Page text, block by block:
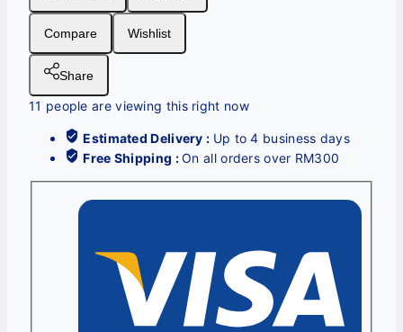
Compare Wishlist
Share
11 people are viewing this right now
Estimated Delivery : Up to 4 business days
Free Shipping :On all orders over RM300